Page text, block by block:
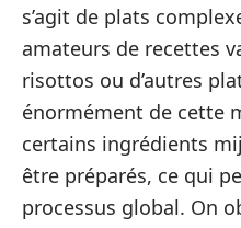
s’agit de plats
amateurs de recettes
risottos ou d’autres
énormément de cette
certains ingrédients
être préparés, ce qui
processus global. On